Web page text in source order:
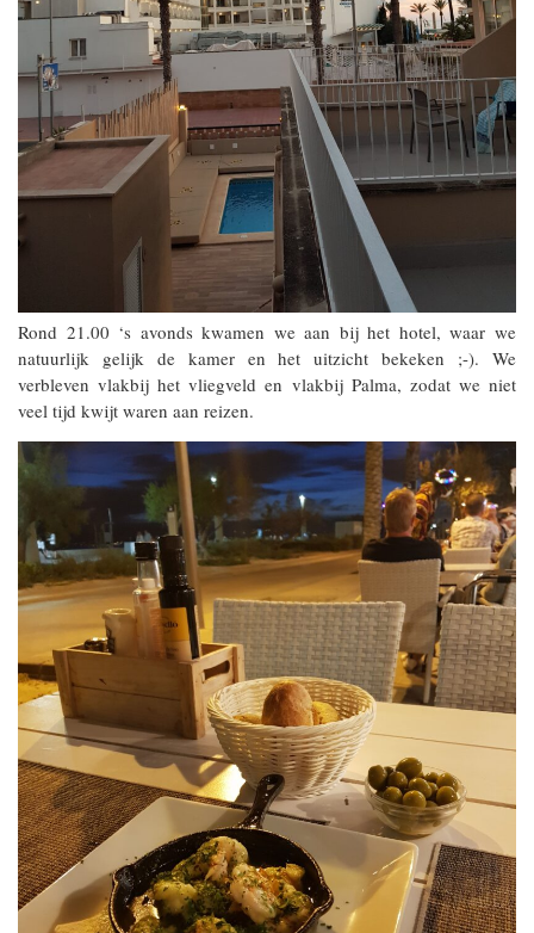
Rond 21.00 ‘s avonds kwamen we aan bij het hotel, waar we
natuurlijk gelijk de kamer en het uitzicht bekeken ;-). We
verbleven vlakbij het vliegveld en vlakbij Palma, zodat we niet
veel tijd kwijt waren aan reizen.